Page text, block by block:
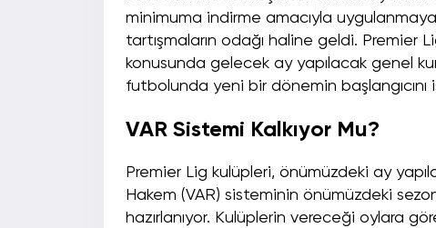
minimuma indirme amacıyla
tartışmaların odağı haline geldi. Premier
konusunda gelecek ay yapılacak genel
futbolunda yeni bir dönemin başlangıcını
VAR Sistemi Kalkıyor Mu?
Premier Lig kulüpleri, önümüzdeki ay
Hakem (VAR) sisteminin önümüzdeki
hazırlanıyor. Kulüplerin vereceği oylara